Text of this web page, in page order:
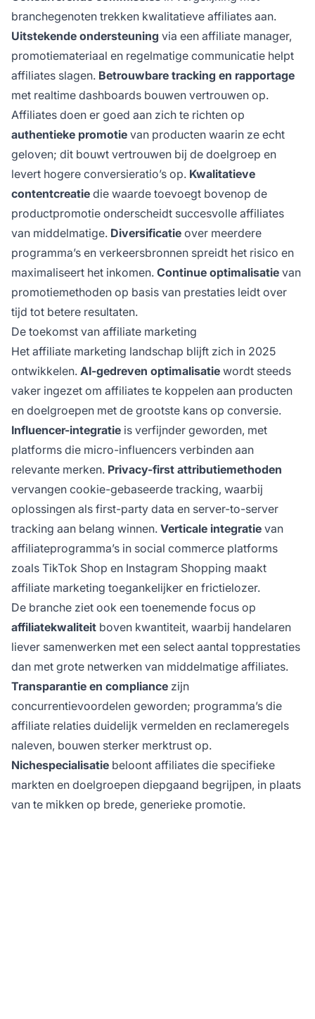
branchegenoten trekken kwalitatieve affiliates aan.
Uitstekende ondersteuning via een affiliate manager,
promotiemateriaal en regelmatige communicatie helpt
affiliates slagen. Betrouwbare tracking en rapportage
met realtime dashboards bouwen vertrouwen op.
Affiliates doen er goed aan zich te richten op
authentieke promotie van producten waarin ze echt
geloven; dit bouwt vertrouwen bij de doelgroep en
levert hogere conversieratio’s op. Kwalitatieve
contentcreatie die waarde toevoegt bovenop de
productpromotie onderscheidt succesvolle affiliates
van middelmatige. Diversificatie over meerdere
programma’s en verkeersbronnen spreidt het risico en
maximaliseert het inkomen. Continue optimalisatie van
promotiemethoden op basis van prestaties leidt over
tijd tot betere resultaten.
De toekomst van affiliate marketing
Het affiliate marketing landschap blijft zich in 2025
ontwikkelen. AI-gedreven optimalisatie wordt steeds
vaker ingezet om affiliates te koppelen aan producten
en doelgroepen met de grootste kans op conversie.
Influencer-integratie is verfijnder geworden, met
platforms die micro-influencers verbinden aan
relevante merken. Privacy-first attributiemethoden
vervangen cookie-gebaseerde tracking, waarbij
oplossingen als first-party data en server-to-server
tracking aan belang winnen. Verticale integratie van
affiliateprogramma’s in social commerce platforms
zoals TikTok Shop en Instagram Shopping maakt
affiliate marketing toegankelijker en frictielozer.
De branche ziet ook een toenemende focus op
affiliatekwaliteit boven kwantiteit, waarbij handelaren
liever samenwerken met een select aantal topprestaties
dan met grote netwerken van middelmatige affiliates.
Transparantie en compliance zijn
concurrentievoordelen geworden; programma’s die
affiliate relaties duidelijk vermelden en reclameregels
naleven, bouwen sterker merktrust op.
Nichespecialisatie beloont affiliates die specifieke
markten en doelgroepen diepgaand begrijpen, in plaats
van te mikken op brede, generieke promotie.